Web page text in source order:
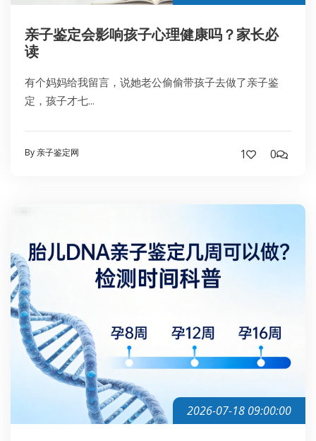
亲子鉴定会影响孩子心理健康吗？家长必
读
有个妈妈给我留言，说她老公偷偷带孩子去做了亲子鉴
定，孩子才七...
By 亲子鉴定网 1 0
2026-07-18 09:00:00